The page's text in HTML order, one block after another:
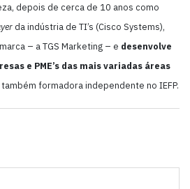
depois de cerca de 10 anos como
da indústria de TI’s (Cisco Systems),
– a TGS Marketing – e desenvolve
e PME’s das mais variadas áreas
também formadora independente no IEFP.